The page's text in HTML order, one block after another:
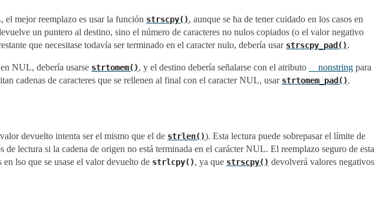
el mejor reemplazo es usar la función strscpy(), aunque se ha de tener cuidado en los casos en
un puntero al destino, sino el número de caracteres no nulos copiados (o el valor negativo
que necesitase todavía ser terminado en el caracter nulo, debería usar strscpy_pad().
NUL, debería usarse strtomem(), y el destino debería señalarse con el atributo __nonstring para
cadenas de caracteres que se rellenen al final con el caracter NUL, usar strtomem_pad().
devuelto intenta ser el mismo que el de strlen()). Esta lectura puede sobrepasar el límite de
lectura si la cadena de origen no está terminada en el carácter NUL. El reemplazo seguro de esta
lso que se usase el valor devuelto de strlcpy(), ya que strscpy() devolverá valores negativos